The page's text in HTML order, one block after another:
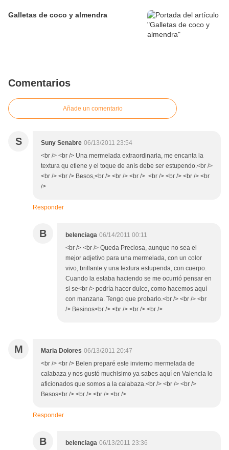
Galletas de coco y almendra
Comentarios
Añade un comentario
S Suny Senabre 06/13/2011 23:54
<br /> <br /> Una mermelada extraordinaria, me encanta la
textura qu etiene y el toque de anís debe ser estupendo.<br />
<br /> <br /> Besos,<br /> <br /> <br /> <br /> <br /> <br /> <br
/>
Responder
B belenciaga 06/14/2011 00:11
<br /> <br /> Queda Preciosa, aunque no sea el
mejor adjetivo para una mermelada, con un color
vivo, brillante y una textura estupenda, con cuerpo.
Cuando la estaba haciendo se me ocurrió pensar en
si se<br /> podría hacer dulce, como hacemos aquí
con manzana. Tengo que probarlo.<br /> <br /> <br
/> Besinos<br /> <br /> <br /> <br />
M Maria Dolores 06/13/2011 20:47
<br /> <br /> Belen preparé este invierno mermelada de
calabaza y nos gustó muchisimo ya sabes aquí en Valencia lo
aficionados que somos a la calabaza.<br /> <br /> <br />
Besos<br /> <br /> <br /> <br />
Responder
B belenciaga 06/13/2011 23:36